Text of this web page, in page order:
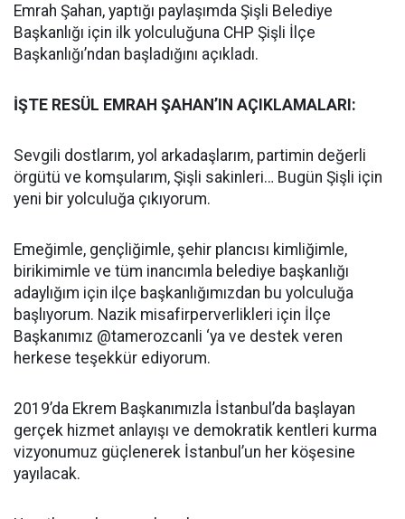
Emrah Şahan, yaptığı paylaşımda Şişli Belediye
Başkanlığı için ilk yolculuğuna CHP Şişli İlçe
Başkanlığı’ndan başladığını açıkladı.
İŞTE RESÜL EMRAH ŞAHAN’IN AÇIKLAMALARI:
Sevgili dostlarım, yol arkadaşlarım, partimin değerli
örgütü ve komşularım, Şişli sakinleri… Bugün Şişli için
yeni bir yolculuğa çıkıyorum.
Emeğimle, gençliğimle, şehir plancısı kimliğimle,
birikimimle ve tüm inancımla belediye başkanlığı
adaylığım için ilçe başkanlığımızdan bu yolculuğa
başlıyorum. Nazik misafirperverlikleri için İlçe
Başkanımız @tamerozcanli ‘ya ve destek veren
herkese teşekkür ediyorum.
2019’da Ekrem Başkanımızla İstanbul’da başlayan
gerçek hizmet anlayışı ve demokratik kentleri kurma
vizyonumuz güçlenerek İstanbul’un her köşesine
yayılacak.